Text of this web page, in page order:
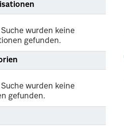
Suche wurden keine
gefunden.
Suche wurden keine
gefunden.